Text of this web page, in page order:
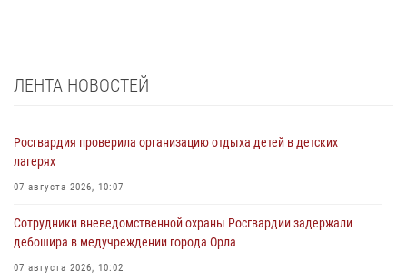
ЛЕНТА НОВОСТЕЙ
Росгвардия проверила организацию отдыха детей в детских
лагерях
07 августа 2026, 10:07
Сотрудники вневедомственной охраны Росгвардии задержали
дебошира в медучреждении города Орла
07 августа 2026, 10:02